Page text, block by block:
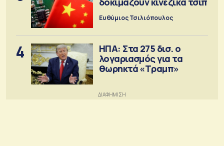
Ευθύμιος Τσιλιόπουλος
4
ΗΠΑ: Στα 275 δισ. ο
λογαριασμός για τα
θωρηκτά «Τραμπ»